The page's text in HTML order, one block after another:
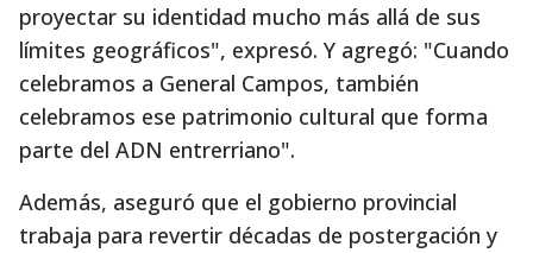
proyectar su identidad mucho más allá de sus
límites geográficos", expresó. Y agregó: "Cuando
celebramos a General Campos, también
celebramos ese patrimonio cultural que forma
parte del ADN entrerriano".
Además, aseguró que el gobierno provincial
trabaja para revertir décadas de postergación y